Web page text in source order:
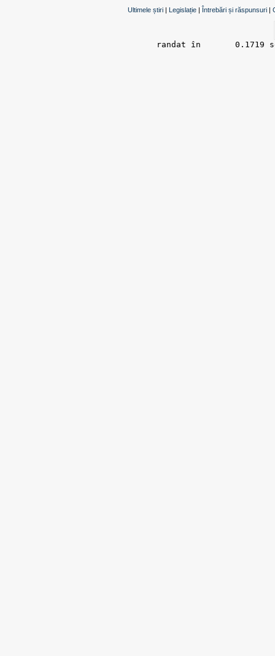
Ultimele știri | Legislație | Întrebări și răspunsuri |
randat în